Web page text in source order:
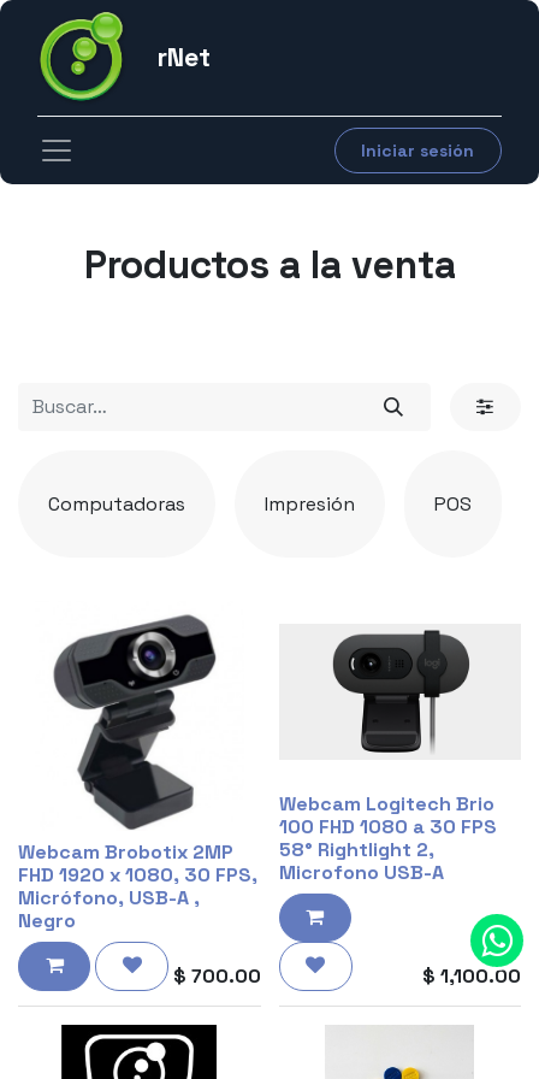
rNet
Iniciar sesión
Productos a la venta​​​​​​​​
Computadoras Impresión POS
Webcam Brobotix 2MP
FHD 1920 x 1080, 30 FPS,
Micrófono, USB-A ,
Negro
$ 700.00
Webcam Logitech Brio
100 FHD 1080 a 30 FPS
58° Rightlight 2,
Microfono USB-A
$ 1,100.00